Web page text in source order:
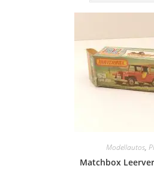
Modellautos,
Matchbox